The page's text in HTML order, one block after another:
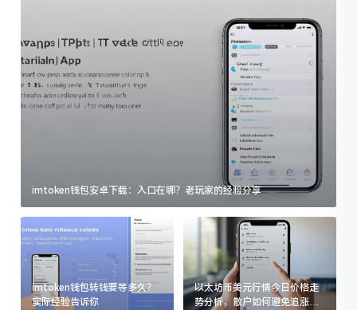
imtoken钱包安卓下载：入口在哪？老玩家的经验分享
imtoken钱包转钱要等多久？
实际经验告诉你
以太坊币美元行情今日价格走
势分析，散户如何避免追涨杀